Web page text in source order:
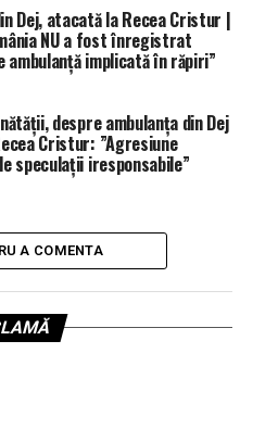
Dej, atacată la Recea Cristur |
NU a fost înregistrat
ambulanță implicată în răpiri”
despre ambulanța din Dej
Cristur: ”Agresiune
speculații iresponsabile”
A COMENTA